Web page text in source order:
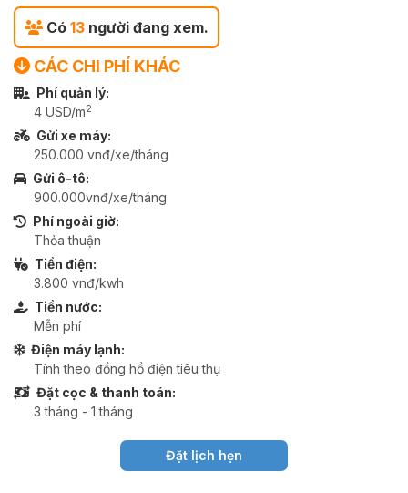
Có 13 người đang xem.
CÁC CHI PHÍ KHÁC
Phí quản lý:
4 USD/m2
Gửi xe máy:
250.000 vnđ/xe/tháng
Gửi ô-tô:
900.000vnđ/xe/tháng
Phí ngoài giờ:
Thỏa thuận
Tiền điện:
3.800 vnđ/kwh
Tiền nước:
Mễn phí
Điện máy lạnh:
Tính theo đồng hồ điện tiêu thụ
Đặt cọc & thanh toán:
3 tháng - 1 tháng
Đặt lịch hẹn